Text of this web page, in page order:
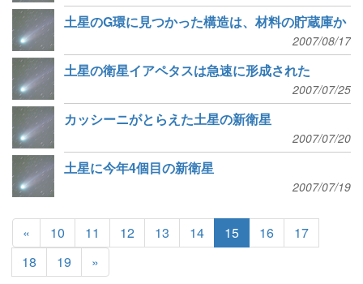
土星のG環に見つかった構造は、材料の貯蔵庫か
2007/08/17
土星の衛星イアペタスは急速に形成された
2007/07/25
カッシーニがとらえた土星の新衛星
2007/07/20
土星に今年4個目の新衛星
2007/07/19
« 10 11 12 13 14 15 16
17
18
19 »